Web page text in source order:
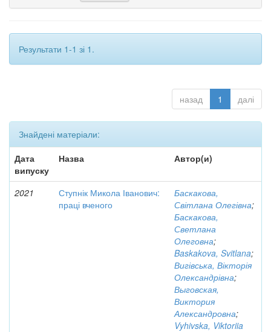
Результати 1-1 зі 1.
назад 1 далі
Знайдені матеріали:
Дата
випуску
Назва Автор(и)
2021
Ступнік Микола Іванович:
праці вченого
Баскакова,
Світлана Олегівна;
Баскакова,
Светлана
Олеговна;
Baskakova, Svitlana;
Вигівська, Вікторія
Олександрівна;
Выговская,
Виктория
Александровна;
Vyhivska, Viktoriia